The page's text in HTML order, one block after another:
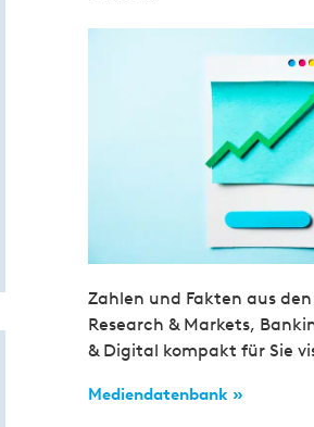
Zahlen und Fakten aus
Research & Markets,
& Digital kompakt für Sie
Mediendatenbank »